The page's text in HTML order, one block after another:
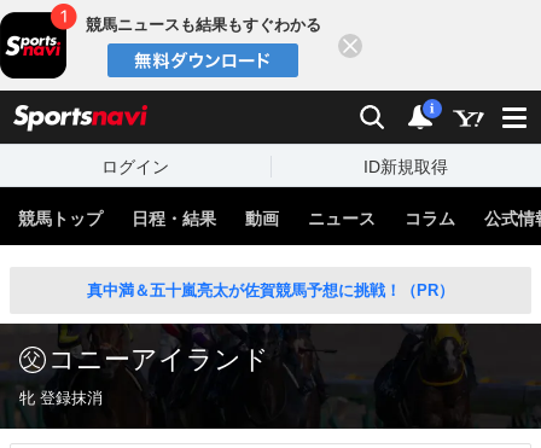
競馬ニュースも結果もすぐわかる
検索 通知
i
ログイン ID新規取得
競馬トップ 日程・結果 動画 ニュース コラム 公式情
真中満＆五十嵐亮太が佐賀競馬予想に挑戦！（PR）
コニーアイランド
牝 登録抹消